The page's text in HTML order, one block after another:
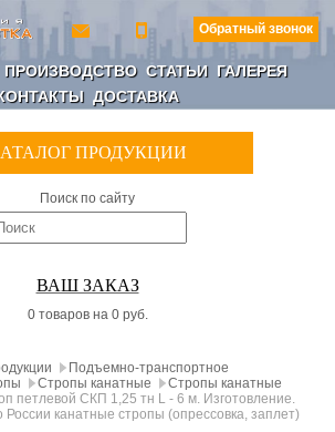
Обратный звонок
ПРОИЗВОДСТВО СТАТЬИ ГАЛЕРЕЯ
ДОСТАВКА
ПРОДУКЦИИ
Поиск по сайту
ВАШ ЗАКАЗ
0 товаров на 0 руб.
Подъемно-транспортное
Стропы канатные
Стропы канатные
петлевой СКП 1,25 тн L - 6 м. Изготовление.
России канатные стропы (опрессовка, заплет)